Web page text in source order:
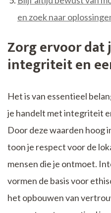
en zoek naar
Zorg ervoor
integriteit en
Het is van essentieel
je handelt met integriteit
Door deze waarden hoog
toon je respect voor de
mensen die je ontmoet.
vormen de basis voor
het opbouwen van